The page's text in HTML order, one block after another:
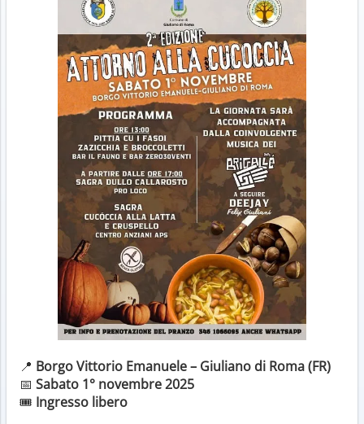
📍 Borgo Vittorio Emanuele – Giuliano di Roma (FR)
📅 Sabato 1° novembre 2025
🎟️ Ingresso libero